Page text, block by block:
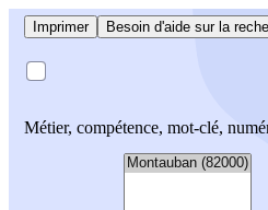
Imprimer Besoin d'aide sur la
Métier, compétence, mot-clé,